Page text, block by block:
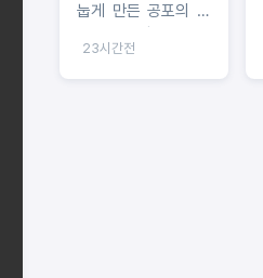
눕게 만든 공포의 운
23시간전